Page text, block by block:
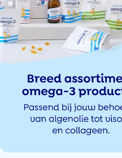
KSW
Zie m’n eerdere review, 5 euro korting
Zuivere MSC viscollageen voor huid,